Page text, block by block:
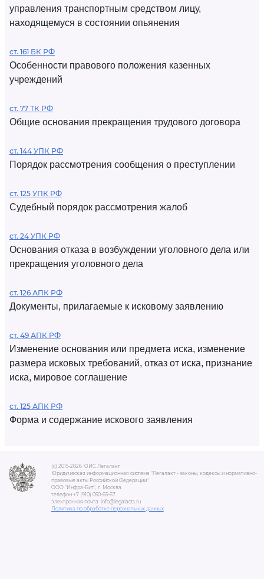
управления транспортным средством лицу,
находящемуся в состоянии опьянения
ст. 161 БК РФ
Особенности правового положения казенных
учреждений
ст. 77 ТК РФ
Общие основания прекращения трудового договора
ст. 144 УПК РФ
Порядок рассмотрения сообщения о преступлении
ст. 125 УПК РФ
Судебный порядок рассмотрения жалоб
ст. 24 УПК РФ
Основания отказа в возбуждении уголовного дела или
прекращения уголовного дела
ст. 126 АПК РФ
Документы, прилагаемые к исковому заявлению
ст. 49 АПК РФ
Изменение основания или предмета иска, изменение
размера исковых требований, отказ от иска, признание
иска, мировое соглашение
ст. 125 АПК РФ
Форма и содержание искового заявления
(c) 2015-2026 ЮИС Легалакт
Юридическая информационная система "Легалакт - законы, кодексы и нормативно-
правовые акты Российской Федерации"
ООО "Инфра-Бит", г. Москва.
телефон +7 (910) 050-65-67
электронная почта: info@legalacts.ru
Политика по обработке персональных данных